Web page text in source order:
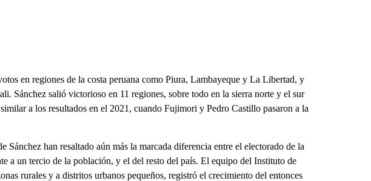
en regiones de la costa peruana como Piura, Lambayeque y La Libertad, y
Sánchez salió victorioso en 11 regiones, sobre todo en la sierra norte y el sur
a los resultados en el 2021, cuando Fujimori y Pedro Castillo pasaron a la
Sánchez han resaltado aún más la marcada diferencia entre el electorado de la
a un tercio de la población, y el del resto del país. El equipo del Instituto de
rurales y a distritos urbanos pequeños, registró el crecimiento del entonces